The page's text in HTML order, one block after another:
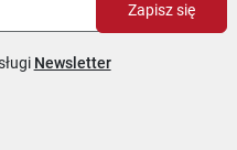
Newsletter
Zapisz się